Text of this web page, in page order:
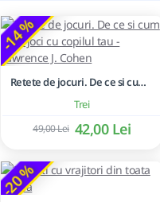
-14 %
Trei
Retete de jocuri. De ce si cum sa te joci cu copilul tau - Lawrence J. Cohen
42,00 Lei
49,00 Lei
-20 %